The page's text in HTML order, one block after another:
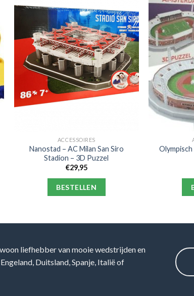
ACCESSOIRES
Nanostad – AC Milan San Siro
Stadion – 3D Puzzel
€29,95
BESTELLEN
liefhebber van mooie wedstrijden en
Duitsland, Spanje, Italië of